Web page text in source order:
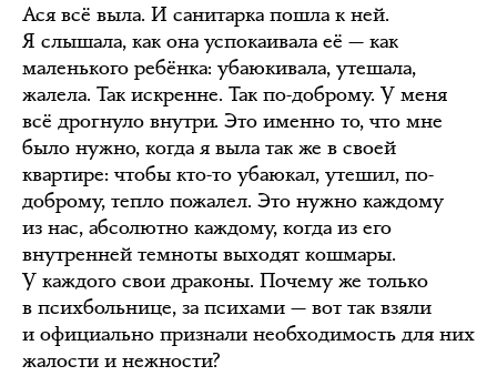
Ася всё выла. И санитарка пошла к ней.
Я слышала, как она успокаивала её — как
маленького ребёнка: убаюкивала, утешала,
жалела. Так искренне. Так по-доброму. У меня
всё дрогнуло внутри. Это именно то, что мне
было нужно, когда я выла так же в своей
квартире: чтобы кто-то убаюкал, утешил, по-
доброму, тепло пожалел. Это нужно каждому
из нас, абсолютно каждому, когда из его
внутренней темноты выходят кошмары.
У каждого свои драконы. Почему же только
в психбольнице, за психами — вот так взяли
и официально признали необходимость для них
жалости и нежности?